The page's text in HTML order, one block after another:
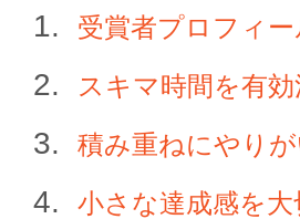
受賞者プロフィー
スキマ時間を有効
積み重ねにやり
小さな達成感を大